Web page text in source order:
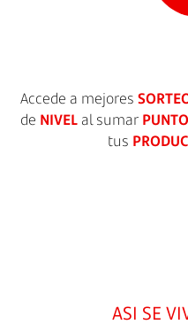
Accede a mejores
de NIVEL al sumar
tus
ASI SE